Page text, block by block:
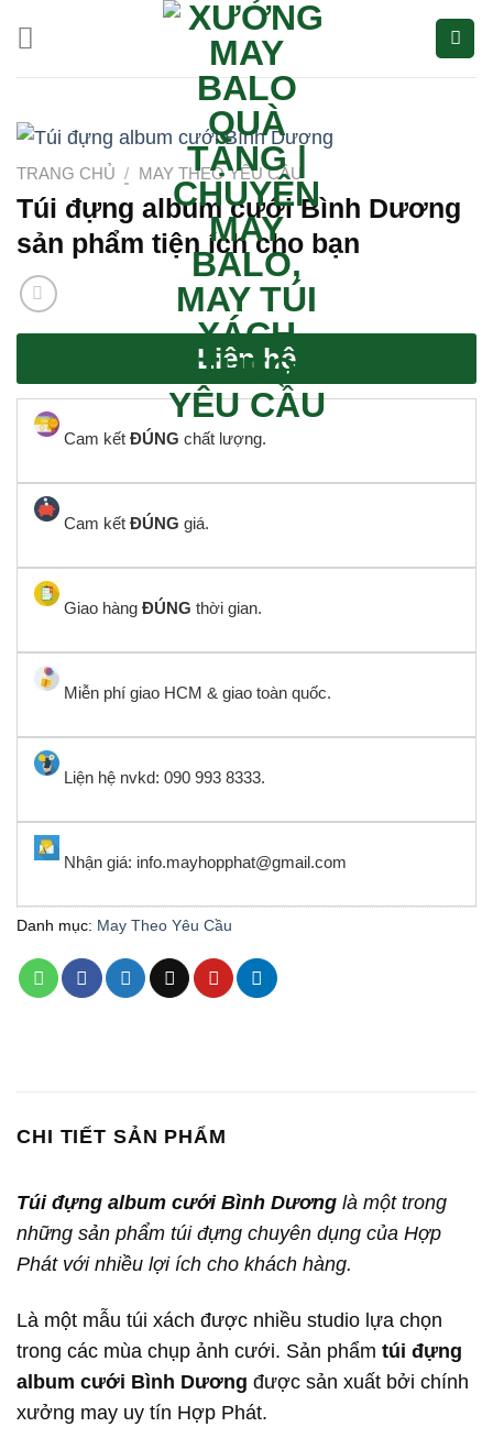
qua
nội
TRANG CHỦ / MAY THEO YÊU CẦU
Túi đựng album cưới Bình Dương
sản phẩm tiện ích cho bạn
Liên hệ
Cam kết ĐÚNG chất lượng.
Cam kết ĐÚNG giá.
Giao hàng ĐÚNG thời gian.
Miễn phí giao HCM & giao toàn quốc.
Liện hệ nvkd: 090 993 8333.
Nhận giá: info.mayhopphat@gmail.com
Danh mục: May Theo Yêu Cầu
CHI TIẾT SẢN PHẨM
Túi đựng album cưới Bình Dương là một trong
những sản phẩm túi đựng chuyên dụng của Hợp
Phát với nhiều lợi ích cho khách hàng.
Là một mẫu túi xách được nhiều studio lựa chọn
trong các mùa chụp ảnh cưới. Sản phẩm túi đựng
album cưới Bình Dương được sản xuất bởi chính
xưởng may uy tín Hợp Phát.